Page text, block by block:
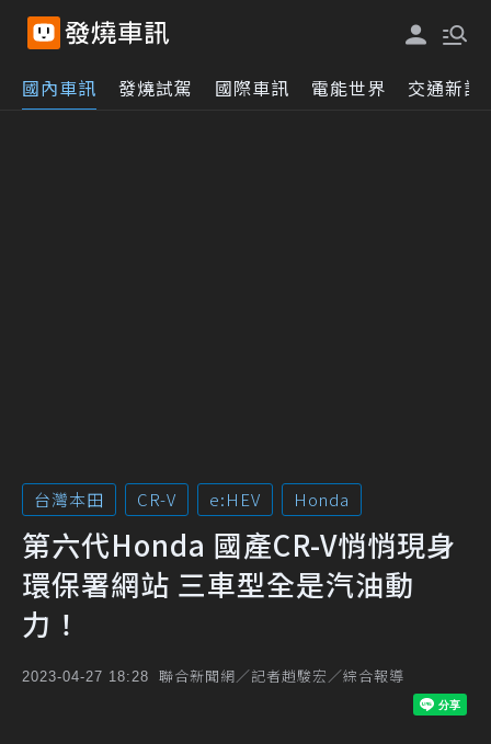
國內車訊 發燒試駕 國際車訊 電能世界 交通新訊
台灣本田 CR-V e:HEV Honda
第六代Honda 國產CR-V悄悄現身
環保署網站 三車型全是汽油動
力！
2023-04-27 18:28 聯合新聞網／記者趙駿宏／綜合報導